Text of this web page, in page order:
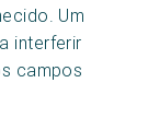
Um
interferir
campos